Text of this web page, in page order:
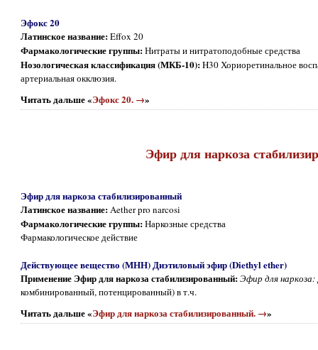
Эфокс 20
Латинское название:Effox 20
Фармакологические группы:Нитраты и нитратоподобные средства
Нозологическая классификация (МКБ-10):H30 Хориоретинальное
артериальная окклюзия.
Читать дальше «Эфокс 20. →»
Эфир для наркоза
Эфир для наркоза стабилизированный
Латинское название:Aether pro narcosi
Фармакологические группы:Наркозные средства
Фармакологическое действие
Действующее вещество (МНН) Диэтиловый эфир (Diethyl ether)
Применение Эфир для наркоза стабилизированный:Эфир для наркоза:
комбинированный, потенцированный) в т.ч.
Читать дальше «Эфир для наркоза стабилизированный. →»